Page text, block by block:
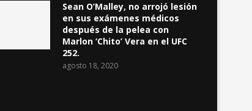
Sean O’Malley, no arrojó lesión
en sus exámenes médicos
después de la pelea con
Marlon ‘Chito’ Vera en el UFC
252.
agosto 18, 2020